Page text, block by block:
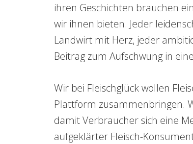
ihren Geschichten brauchen
wir ihnen bieten. Jeder
Landwirt mit Herz, jeder
Beitrag zum Aufschwung in
Wir bei Fleischglück wollen
Plattform zusammenbringen.
damit Verbraucher sich eine
aufgeklärter Fleisch-